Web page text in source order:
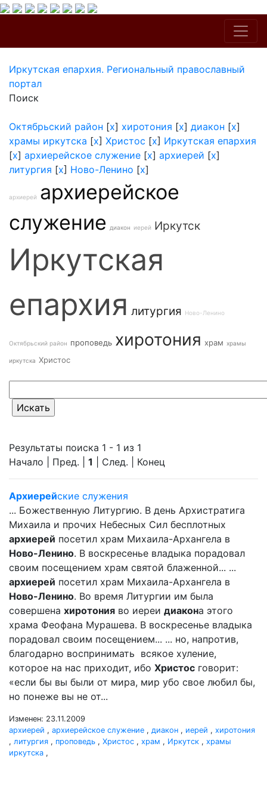
Иркутская епархия. Региональный православный
портал
Поиск
Октябрьский район [x] хиротония [x] диакон [x]
храмы иркутска [x] Христос [x] Иркутская епархия
[x] архиерейское служение [x] архиерей [x]
литургия [x] Ново-Ленино [x]
архиерей архиерейское
служение
диакон иерей Иркутск
Иркутская
епархия литургия Ново-Ленино
Октябрьский район проповедь хиротония храм храмы
иркутска Христос
Результаты поиска 1 - 1 из 1
Начало | Пред. | 1 | След. | Конец
Архиерейские служения
... Божественную Литургию. В день Архистратига
Михаила и прочих Небесных Сил бесплотных
архиерей посетил храм Михаила-Архангела в
Ново-Ленино. В воскресенье владыка порадовал
своим посещением храм святой блаженной... ...
архиерей посетил храм Михаила-Архангела в
Ново-Ленино. Во время Литургии им была
совершена хиротония во иереи диакона этого
храма Феофана Мурашева. В воскресенье владыка
порадовал своим посещением... ... но, напротив,
благодарно воспринимать всякое хуление,
которое на нас приходит, ибо Христос говорит:
«если бы вы были от мира, мир убо свое любил бы,
но понеже вы не от...
Изменен: 23.11.2009
архиерей , архиерейское служение , диакон , иерей , хиротония
, литургия , проповедь , Христос , храм , Иркутск , храмы
иркутска ,